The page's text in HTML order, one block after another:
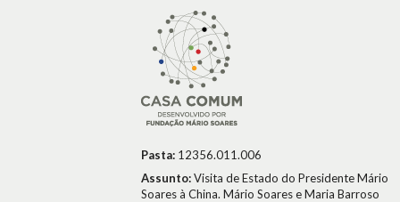
Pasta: 12356.011.006
Assunto:Visita de Estado do Presidente Mário
Soares à China. Mário Soares e Maria Barroso